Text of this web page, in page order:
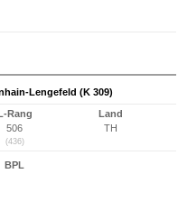
Lengefeld (K 309)
L-Rang
506
(436)
Land
TH
BPL